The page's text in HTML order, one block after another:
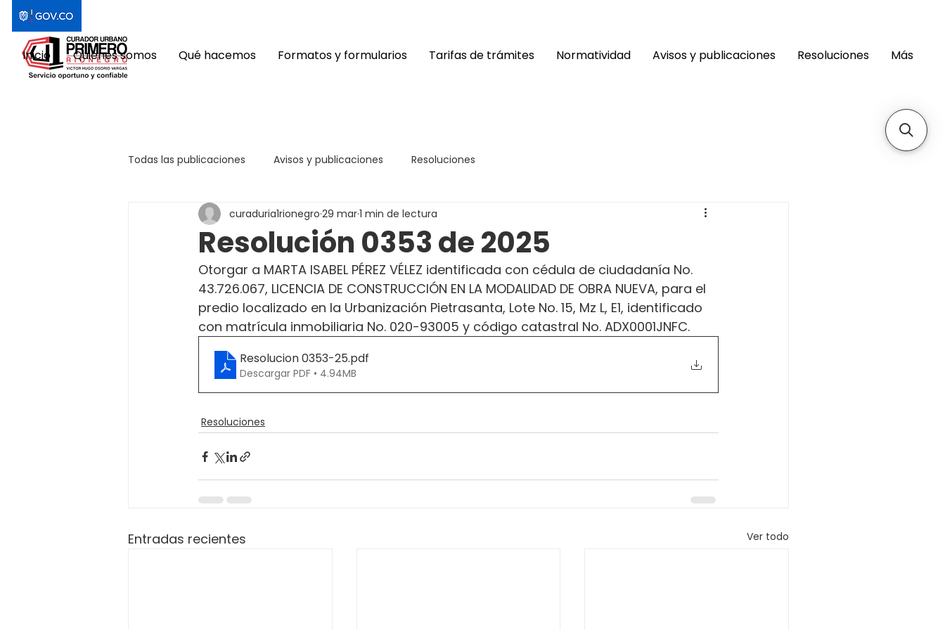
Inicio Quiénes somos Qué hacemos Formatos y formularios Tarifas de trámites Normatividad Avisos y publicaciones Resoluciones Más
Todas las publicaciones Avisos y publicaciones Resoluciones
Resolución 0353 de 2025
curaduria1rionegro 29 mar1 min de lectura
Otorgar a MARTA ISABEL PÉREZ VÉLEZ identificada con cédula de ciudadanía No.
43.726.067, LICENCIA DE CONSTRUCCIÓN EN LA MODALIDAD DE OBRA NUEVA, para el
predio localizado en la Urbanización Pietrasanta, Lote No. 15, Mz L, E1, identificado
con matrícula inmobiliaria No. 020-93005 y código catastral No. ADX0001JNFC.
Resolucion 0353-25.pdf
Descargar PDF • 4.94MB
Resoluciones
Entradas recientes Ver todo